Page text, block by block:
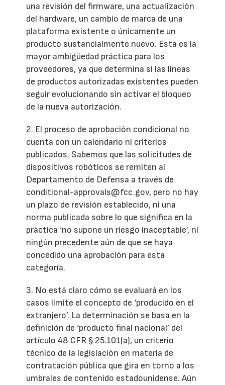
una revisión del firmware, una actualización
del hardware, un cambio de marca de una
plataforma existente o únicamente un
producto sustancialmente nuevo. Esta es la
mayor ambigüedad práctica para los
proveedores, ya que determina si las líneas
de productos autorizadas existentes pueden
seguir evolucionando sin activar el bloqueo
de la nueva autorización.
2. El proceso de aprobación condicional no
cuenta con un calendario ni criterios
publicados. Sabemos que las solicitudes de
dispositivos robóticos se remiten al
Departamento de Defensa a través de
conditional-approvals@fcc.gov, pero no hay
un plazo de revisión establecido, ni una
norma publicada sobre lo que significa en la
práctica ‘no supone un riesgo inaceptable’, ni
ningún precedente aún de que se haya
concedido una aprobación para esta
categoría.
3. No está claro cómo se evaluará en los
casos límite el concepto de ‘producido en el
extranjero’. La determinación se basa en la
definición de ‘producto final nacional’ del
artículo 48 CFR § 25.101(a), un criterio
técnico de la legislación en materia de
contratación pública que gira en torno a los
umbrales de contenido estadounidense. Aún